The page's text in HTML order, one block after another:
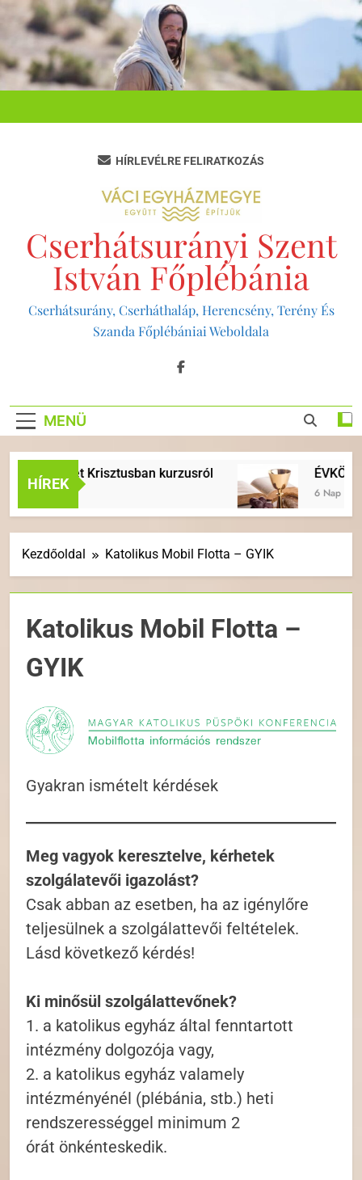
Ugrás
tartalomra
Cserhátsurányi Szent
István Főplébánia
Cserhátsurány, Cserháthaláp, Herencsény, Terény És
Szanda Főplébániai Weboldala
HÍRLEVÉLRE FELIRATKOZÁS
MENÜ
HÍREK
Új élet Krisztusban kurzusról ÉVKÖZI 18.
6 Nap Ezelőtt
Kezdőoldal Katolikus Mobil Flotta – GYIK
Katolikus Mobil Flotta –
GYIK
Gyakran ismételt kérdések
Meg vagyok keresztelve, kérhetek
szolgálatevői igazolást?
Csak abban az esetben, ha az igénylőre
teljesülnek a szolgálattevői feltételek.
Lásd következő kérdés!
Ki minősül szolgálattevőnek?
1. a katolikus egyház által fenntartott
intézmény dolgozója vagy,
2. a katolikus egyház valamely
intézményénél (plébánia, stb.) heti
rendszerességgel minimum 2
órát önkénteskedik.